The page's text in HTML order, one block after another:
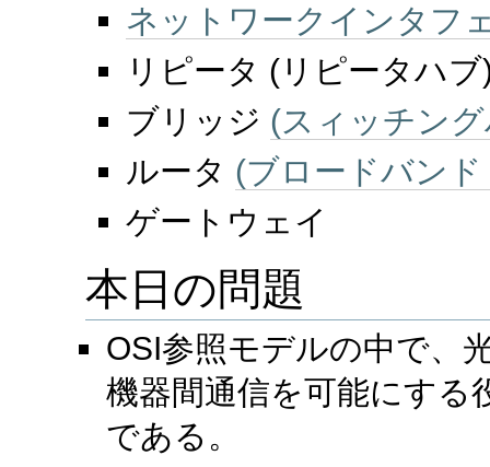
ネットワークインタフ
リピータ (リピータハブ
ブリッジ (スィッチン
ルータ (ブロードバン
ゲートウェイ
本日の問題
OSI参照モデルの中で、
機器間通信を可能にする
である。